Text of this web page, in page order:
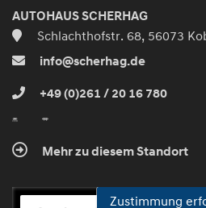
AUTOHAUS SCHERHAG
Schlachthofstr. 68, 56073
info@scherhag.de
+49 (0)261 / 20 16 780
Mehr zu diesem Standort
Zustimmung